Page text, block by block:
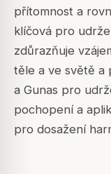
přítomnost a
klíčová pro
zdůrazňuje
těle a ve světě a
a Gunas pro
pochopení a
pro dosažení